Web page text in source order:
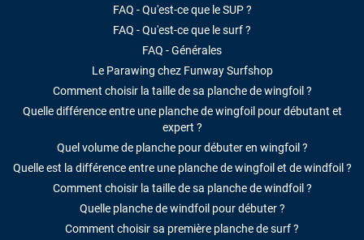
FAQ - Qu'est-ce que le SUP ?
FAQ - Qu'est-ce que le surf ?
FAQ - Générales
Le Parawing chez Funway Surfshop
Comment choisir la taille de sa planche de wingfoil ?
Quelle différence entre une planche de wingfoil pour débutant et
expert ?
Quel volume de planche pour débuter en wingfoil ?
Quelle est la différence entre une planche de wingfoil et de windfoil ?
Comment choisir la taille de sa planche de windfoil ?
Quelle planche de windfoil pour débuter ?
Comment choisir sa première planche de surf ?